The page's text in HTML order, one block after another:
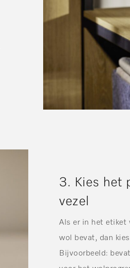
3. Kies het
vezel
Als er in het etiket
wol bevat, dan
Bijvoorbeeld: